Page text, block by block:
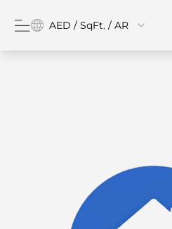
AED / SqFt. / AR